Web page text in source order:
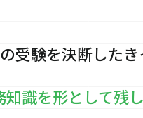
受験を決断したき
識を形として残